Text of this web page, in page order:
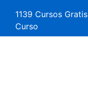
1139 Cursos Gratis
Curso